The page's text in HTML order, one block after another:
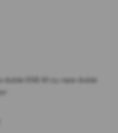
duble 698 M cu raze duble